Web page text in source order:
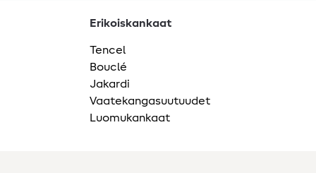
Erikoiskankaat
Tencel
Bouclé
Jakardi
Vaatekangasuutuudet
Luomukankaat